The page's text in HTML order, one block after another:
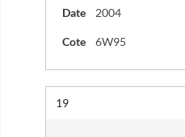
Date 2004
Cote 6W95
Résultat n°
19